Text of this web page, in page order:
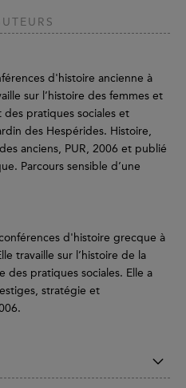
d'histoire ancienne à
sur l’histoire des femmes et
pratiques sociales et
des Hespérides. Histoire,
anciens, PUR, 2006 et publié
Parcours sensible d’une
d'histoire grecque à
travaille sur l’histoire de la
des pratiques sociales. Elle a
stratégie et